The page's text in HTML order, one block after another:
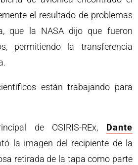
el resultado de problemas
que la NASA dijo que fueron
permitiendo la transferencia
están trabajando para
de OSIRIS-REx, Dante
la imagen del recipiente de la
retirada de la tapa como parte